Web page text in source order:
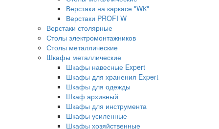
Верстаки на каркасе "WК"
Верстаки PROFI W
Верстаки столярные
Столы электромонтажников
Столы металлические
Шкафы металлические
Шкафы навесные Expert
Шкафы для хранения Expert
Шкафы для одежды
Шкаф архивный
Шкафы для инструмента
Шкафы усиленные
Шкафы хозяйственные